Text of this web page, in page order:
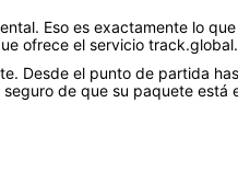
Eso es exactamente lo
ofrece el servicio track.global.
Desde el punto de partida
de que su paquete está